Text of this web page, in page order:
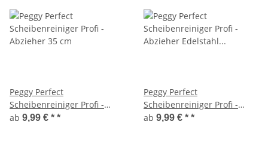
Peggy Perfect
Scheibenreiniger Profi -
Abzieher 35 cm
ab 9,99 € * *
Peggy Perfect
Scheibenreiniger Profi -
Abzieher Edelstahl 35 cm
ab 9,99 € * *